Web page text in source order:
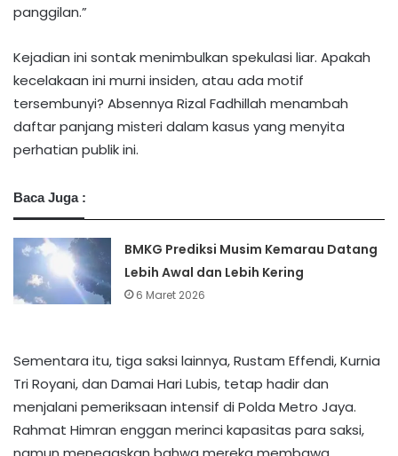
panggilan.”
Kejadian ini sontak menimbulkan spekulasi liar. Apakah
kecelakaan ini murni insiden, atau ada motif
tersembunyi? Absennya Rizal Fadhillah menambah
daftar panjang misteri dalam kasus yang menyita
perhatian publik ini.
Baca Juga :
BMKG Prediksi Musim Kemarau Datang
Lebih Awal dan Lebih Kering
6 Maret 2026
Sementara itu, tiga saksi lainnya, Rustam Effendi, Kurnia
Tri Royani, dan Damai Hari Lubis, tetap hadir dan
menjalani pemeriksaan intensif di Polda Metro Jaya.
Rahmat Himran enggan merinci kapasitas para saksi,